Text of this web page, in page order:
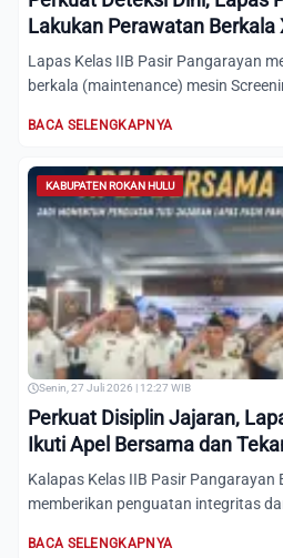
Lakukan Perawatan Berkala
Lapas Kelas IIB Pasir Pangarayan
berkala (maintenance) mesin
BACA SELENGKAPNYA
KABUPATEN ROKAN HULU
Senin, 27 Juli 2026 | 12:27 WIB
Perkuat Disiplin Jajaran,
Ikuti Apel Bersama dan
Kalapas Kelas IIB Pasir Pangarayan
memberikan penguatan integritas
BACA SELENGKAPNYA